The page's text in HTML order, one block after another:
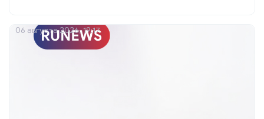
06 августа 2026, 19:17